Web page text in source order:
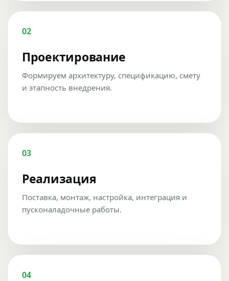
02
Проектирование
Формируем архитектуру, спецификацию, смету
и этапность внедрения.
03
Реализация
Поставка, монтаж, настройка, интеграция и
пусконаладочные работы.
04